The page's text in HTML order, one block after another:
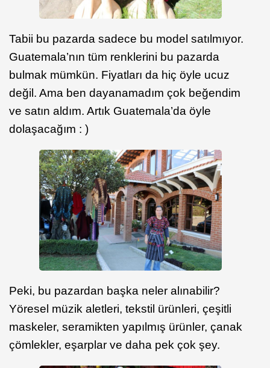
Tabii bu pazarda sadece bu model satılmıyor.
Guatemala’nın tüm renklerini bu pazarda
bulmak mümkün. Fiyatları da hiç öyle ucuz
değil. Ama ben dayanamadım çok beğendim
ve satın aldım. Artık Guatemala’da öyle
dolaşacağım : )
Peki, bu pazardan başka neler alınabilir?
Yöresel müzik aletleri, tekstil ürünleri, çeşitli
maskeler, seramikten yapılmış ürünler, çanak
çömlekler, eşarplar ve daha pek çok şey.